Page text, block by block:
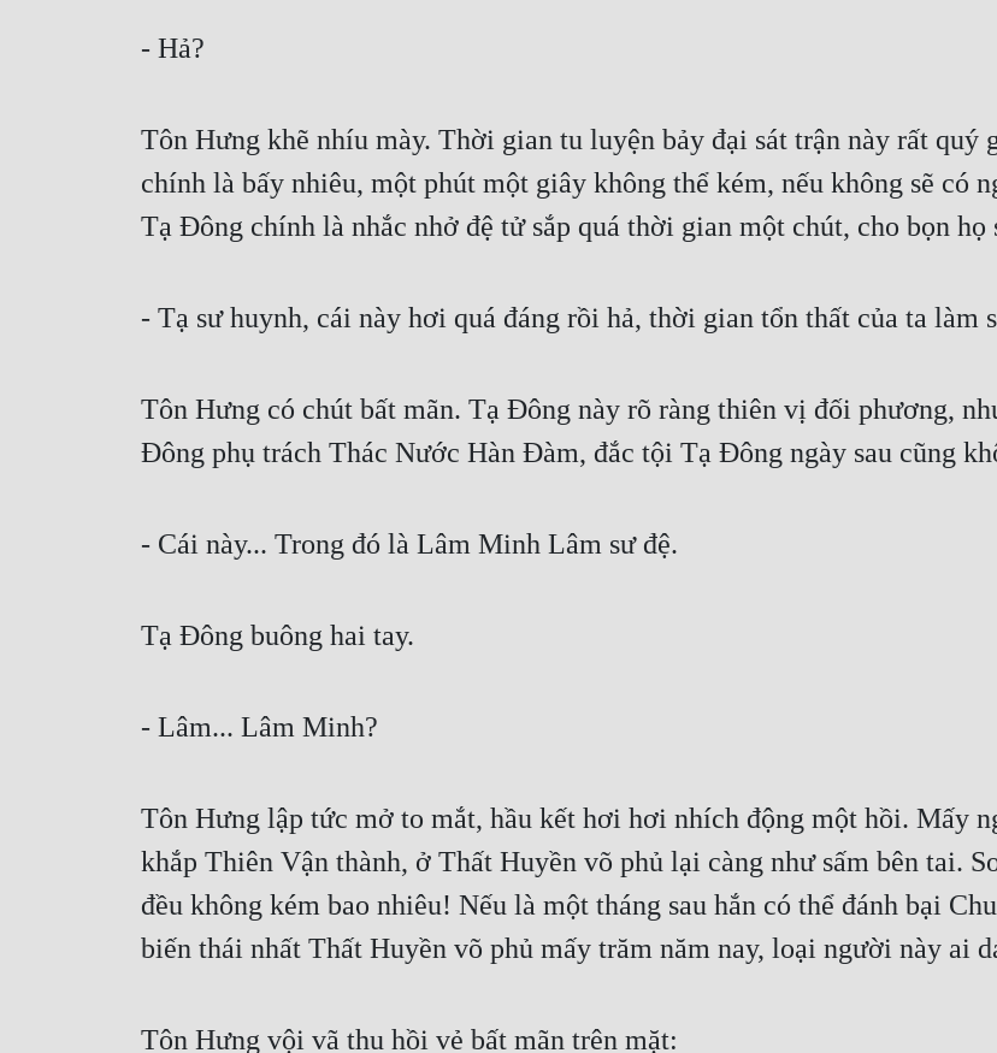
- Hả?
Tôn Hưng khẽ nhíu mày. Thời gian tu luyện bảy đại sát trận này rất quý
chính là bấy nhiêu, một phút một giây không thể kém, nếu không sẽ có
Tạ Đông chính là nhắc nhở đệ tử sắp quá thời gian một chút, cho bọn họ
- Tạ sư huynh, cái này hơi quá đáng rồi hả, thời gian tổn thất của ta làm
Tôn Hưng có chút bất mãn. Tạ Đông này rõ ràng thiên vị đối phương,
Đông phụ trách Thác Nước Hàn Đàm, đắc tội Tạ Đông ngày sau cũng
- Cái này... Trong đó là Lâm Minh Lâm sư đệ.
Tạ Đông buông hai tay.
- Lâm... Lâm Minh?
Tôn Hưng lập tức mở to mắt, hầu kết hơi hơi nhích động một hồi. Mấy
khắp Thiên Vận thành, ở Thất Huyền võ phủ lại càng như sấm bên tai.
đều không kém bao nhiêu! Nếu là một tháng sau hắn có thể đánh bại
biến thái nhất Thất Huyền võ phủ mấy trăm năm nay, loại người này ai
Tôn Hưng vội vã thu hồi vẻ bất mãn trên mặt: